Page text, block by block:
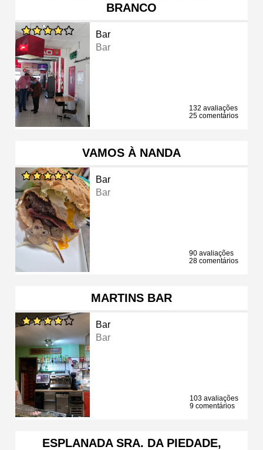
BRANCO
Bar
Bar
132 avaliações
25 comentários
VAMOS À NANDA
Bar
Bar
90 avaliações
28 comentários
MARTINS BAR
Bar
Bar
103 avaliações
9 comentários
ESPLANADA SRA. DA PIEDADE,